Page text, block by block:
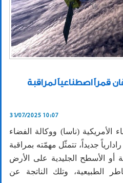
قمراً اصطناعياً لمراقبة
31/07/2025 10:07
الأمريكية (ناسا) ووكالة الفضاء
جديداً، تتمثّل مهمّته بمراقبة
أو الأسطح الجليدية على الأرض
الطبيعية، وتلك الناتجة عن